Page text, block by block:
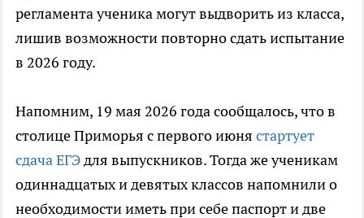
регламента ученика могут выдворить из класса,
лишив возможности повторно сдать испытание
в 2026 году.
Напомним, 19 мая 2026 года сообщалось, что в
столице Приморья с первого июня стартует
сдача ЕГЭдля выпускников. Тогда же ученикам
одиннадцатых и девятых классов напомнили о
необходимости иметь при себе паспорт и две